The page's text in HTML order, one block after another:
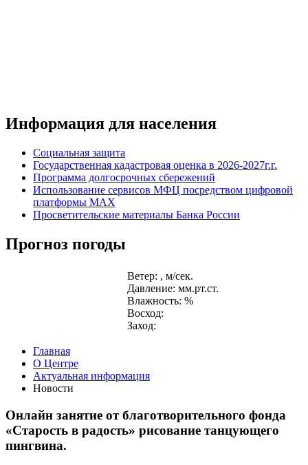
Информация для населения
Социальная защита
Государственная кадастровая оценка в 2026-2027г.г.
Программа долгосрочных сбережений
Использование сервисов МФЦ посредством цифровой
платформы MAX
Просветительские материалы Банка России
Прогноз погоды
Ветер: , м/сек.
Давление: мм.рт.ст.
Влажность: %
Восход:
Заход:
Главная
О Центре
Актуальная информация
Новости
Онлайн занятие от благотворительного фонда
«Старость в радость» рисование танцующего
пингвина.